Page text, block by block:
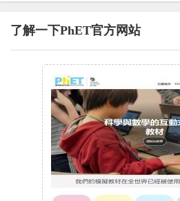
了解一下PhET官方网站